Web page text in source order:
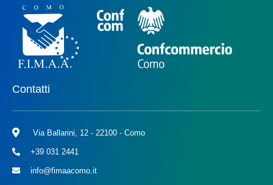
Contatti
Via Ballarini, 12 - 22100 - Como
+39 031 2441
info@fimaacomo.it